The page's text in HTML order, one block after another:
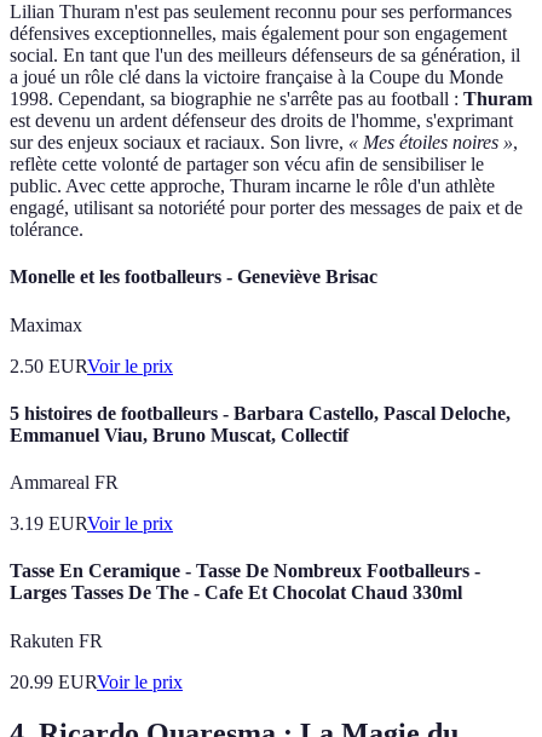
Lilian Thuram n'est pas seulement reconnu pour ses performances
défensives exceptionnelles, mais également pour son engagement
social. En tant que l'un des meilleurs défenseurs de sa génération, il
a joué un rôle clé dans la victoire française à la Coupe du Monde
1998. Cependant, sa biographie ne s'arrête pas au football : Thuram
est devenu un ardent défenseur des droits de l'homme, s'exprimant
sur des enjeux sociaux et raciaux. Son livre, « Mes étoiles noires »,
reflète cette volonté de partager son vécu afin de sensibiliser le
public. Avec cette approche, Thuram incarne le rôle d'un athlète
engagé, utilisant sa notoriété pour porter des messages de paix et de
tolérance.
Monelle et les footballeurs - Geneviève Brisac
Maximax
2.50 EURVoir le prix
5 histoires de footballeurs - Barbara Castello, Pascal Deloche,
Emmanuel Viau, Bruno Muscat, Collectif
Ammareal FR
3.19 EURVoir le prix
Tasse En Ceramique - Tasse De Nombreux Footballeurs -
Larges Tasses De The - Cafe Et Chocolat Chaud 330ml
Rakuten FR
20.99 EURVoir le prix